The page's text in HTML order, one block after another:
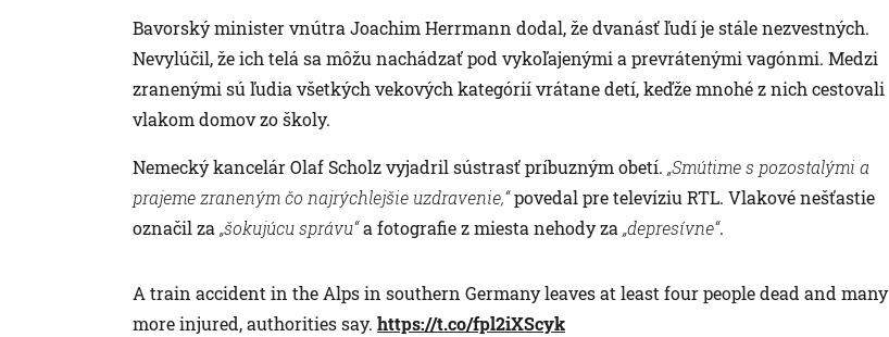
Bavorský minister vnútra Joachim Herrmann dodal, že dvanásť ľudí je stále nezvestných.
Nevylúčil, že ich telá sa môžu nachádzať pod vykoľajenými a prevrátenými vagónmi. Medzi
zranenými sú ľudia všetkých vekových kategórií vrátane detí, keďže mnohé z nich cestovali
vlakom domov zo školy.
Nemecký kancelár Olaf Scholz vyjadril sústrasť príbuzným obetí. „Smútime s pozostalými a
prajeme zraneným čo najrýchlejšie uzdravenie,“povedal pre televíziu RTL. Vlakové nešťastie
označil za „šokujúcu správu“a fotografie z miesta nehody za „depresívne“.
A train accident in the Alps in southern Germany leaves at least four people dead and many
more injured, authorities say. https://t.co/fpl2iXScyk